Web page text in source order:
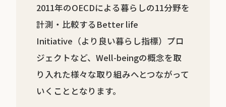
2011年のOECDによる暮らしの11分野を
計測・比較するBetter life
Initiative（より良い暮らし指標）プロ
ジェクトなど、Well-beingの概念を取
り入れた様々な取り組みへとつながって
いくこととなります。